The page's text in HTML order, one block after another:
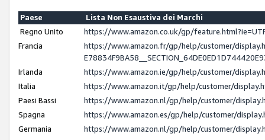
Paese
Lista Non Esaustiva dei Marchi
Regno Unito
https://www.amazon.co.uk/gp/
Francia
https://www.amazon.fr/gp/help/customer/
Irlanda
https://www.amazon.ie/gp/help/customer/
Italia
https://www.amazon.it/gp/help/customer/
Paesi Bassi
https://www.amazon.nl/gp/help/customer/
Spagna
https://www.amazon.es/gp/help/customer/
Germania
https://www.amazon.nl/gp/help/customer/